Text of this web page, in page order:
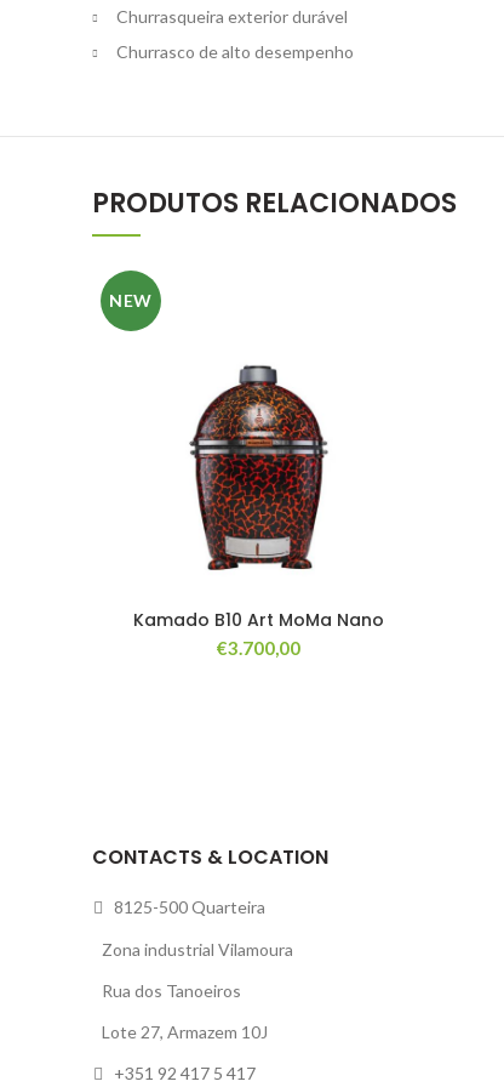
Churrasqueira exterior durável
Churrasco de alto desempenho
PRODUTOS RELACIONADOS
NEW
Kamado B10 Art MoMa Nano
€3.700,00
CONTACTS & LOCATION
8125-500 Quarteira
Zona industrial Vilamoura
Rua dos Tanoeiros
Lote 27, Armazem 10J
+351 92 417 5 417